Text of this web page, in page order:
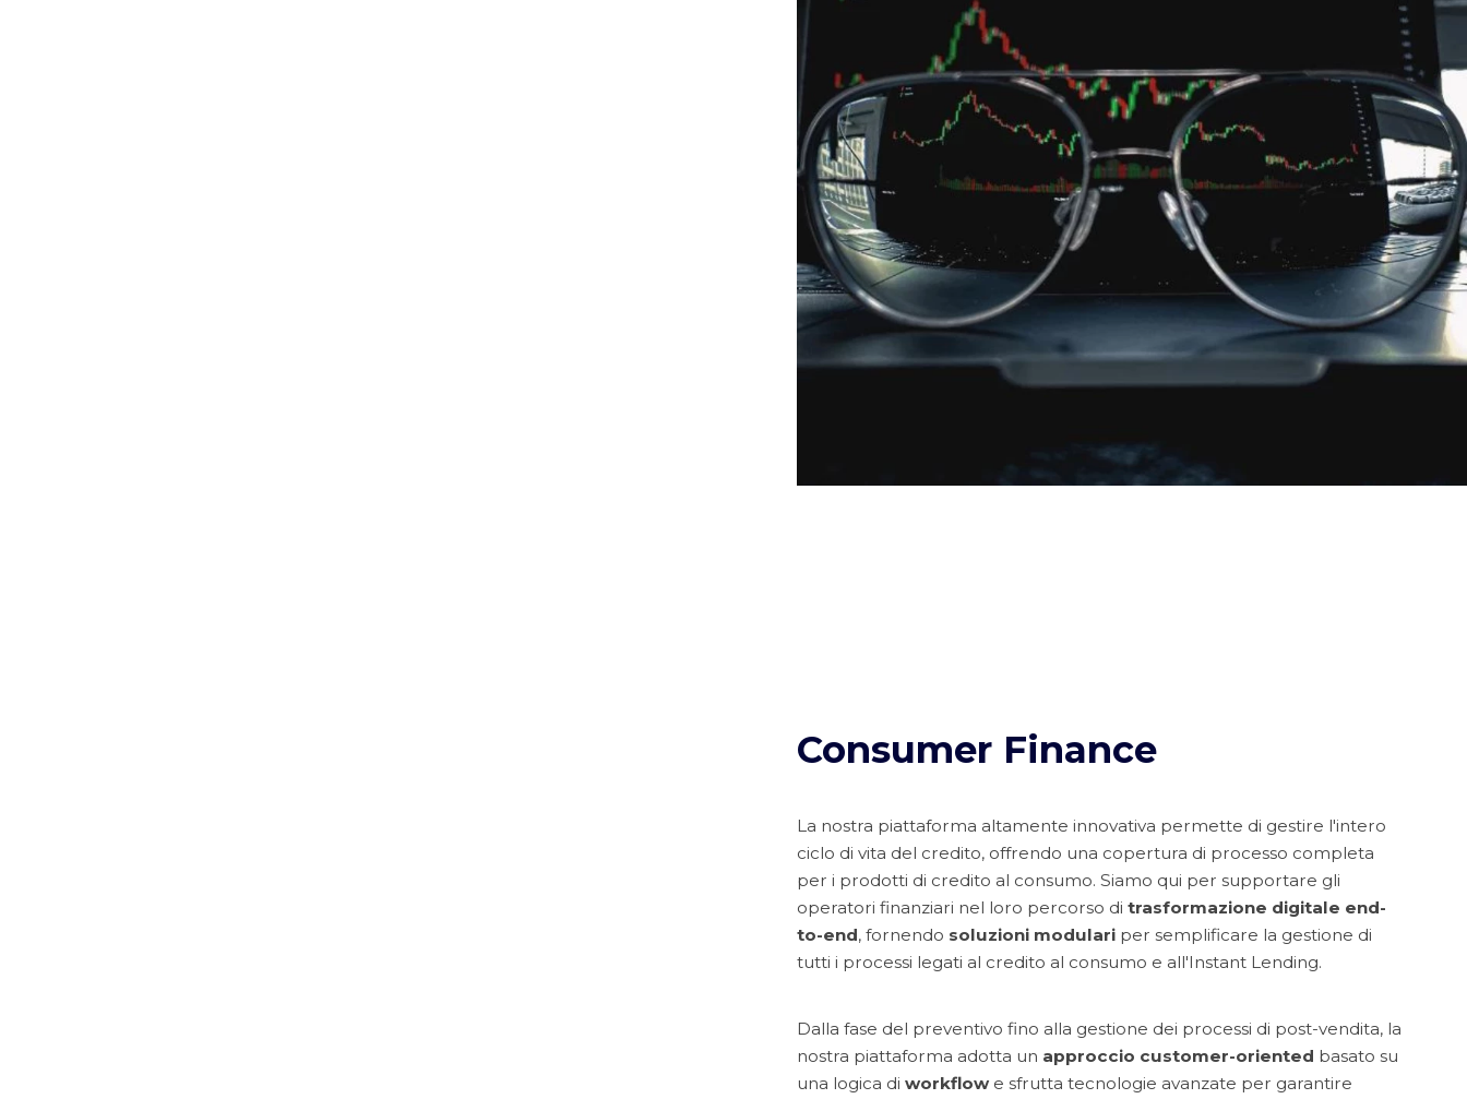
Consumer Finance
La nostra piattaforma altamente innovativa permette di gestire l'intero
ciclo di vita del credito, offrendo una copertura di processo completa
per i prodotti di credito al consumo. Siamo qui per supportare gli
operatori finanziari nel loro percorso di trasformazione digitale end-
to-end, fornendo soluzioni modulariper semplificare la gestione di
tutti i processi legati al credito al consumo e all'Instant Lending.
Dalla fase del preventivo fino alla gestione dei processi di post-vendita, la
nostra piattaforma adotta un approccio customer-oriented basato su
una logica di workflowe sfrutta tecnologie avanzate per garantire